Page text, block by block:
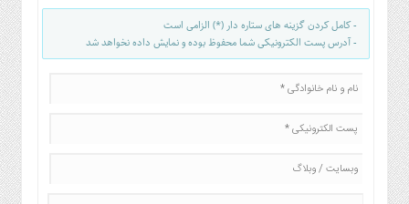
روز
گوناگون
- کامل کردن گزینه های ستاره دار (*) الزامی است
- آدرس پست الکترونیکی شما محفوظ بوده و نمایش داده نخواهد شد